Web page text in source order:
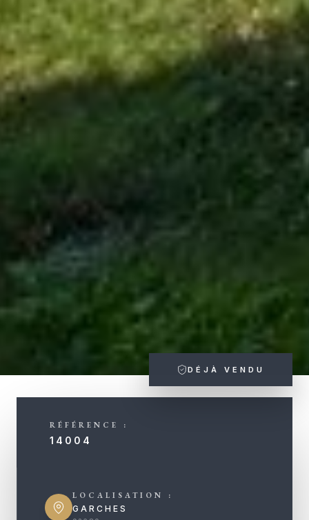
DÉJÀ VENDU
RÉFÉRENCE :
14004
LOCALISATION :
GARCHES